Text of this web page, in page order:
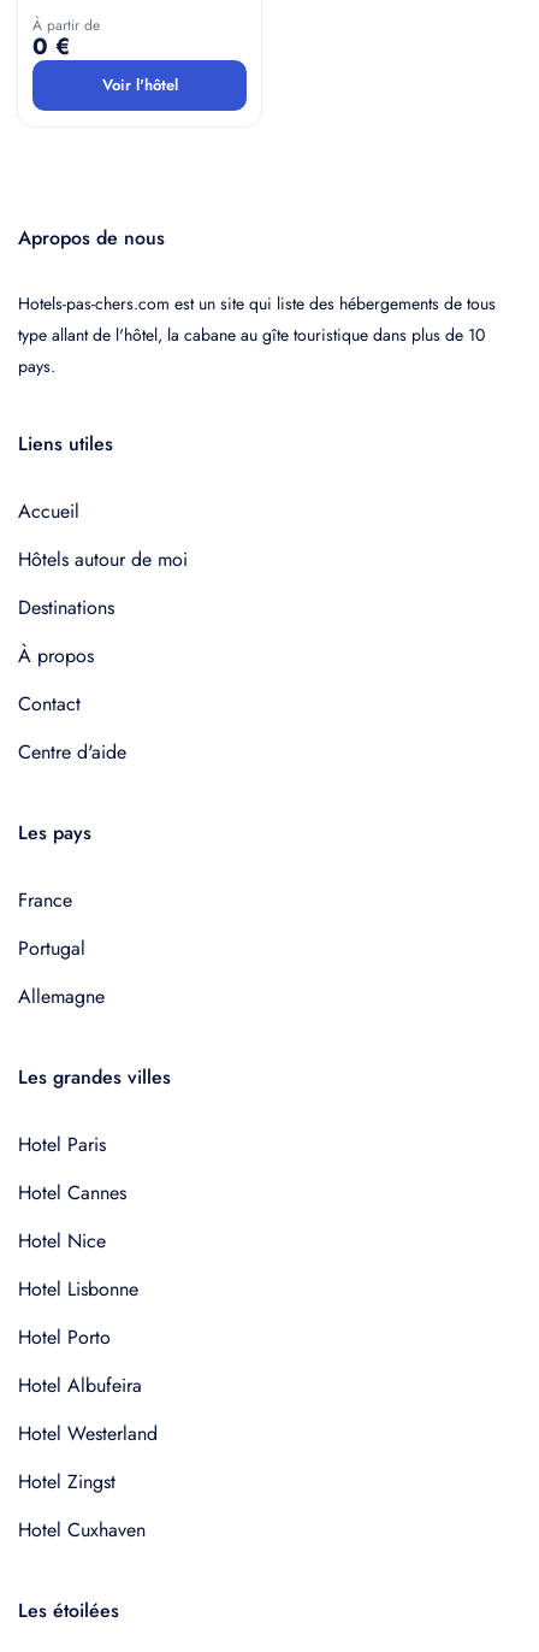
À partir de
0 €
Voir l'hôtel
Apropos de nous
Hotels-pas-chers.com est un site qui liste des hébergements de tous
type allant de l'hôtel, la cabane au gîte touristique dans plus de 10
pays.
Liens utiles
Accueil
Hôtels autour de moi
Destinations
À propos
Contact
Centre d'aide
Les pays
France
Portugal
Allemagne
Les grandes villes
Hotel Paris
Hotel Cannes
Hotel Nice
Hotel Lisbonne
Hotel Porto
Hotel Albufeira
Hotel Westerland
Hotel Zingst
Hotel Cuxhaven
Les étoilées